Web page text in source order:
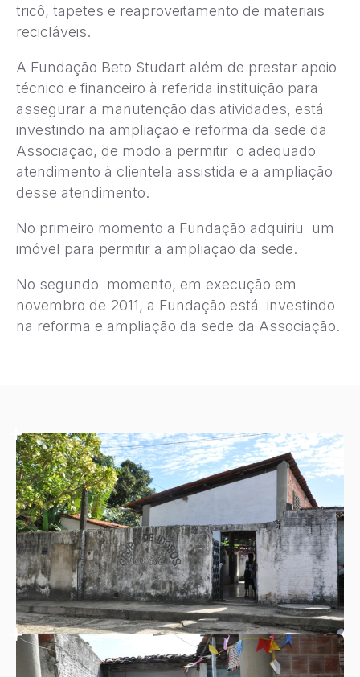
tricô, tapetes e reaproveitamento de materiais
recicláveis.
A Fundação Beto Studart além de prestar apoio
técnico e financeiro à referida instituição para
assegurar a manutenção das atividades, está
investindo na ampliação e reforma da sede da
Associação, de modo a permitir o adequado
atendimento à clientela assistida e a ampliação
desse atendimento.
No primeiro momento a Fundação adquiriu um
imóvel para permitir a ampliação da sede.
No segundo momento, em execução em
novembro de 2011, a Fundação está investindo
na reforma e ampliação da sede da Associação.